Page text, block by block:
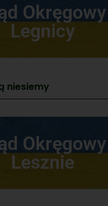
Legnicy
niesiemy
Lesznie